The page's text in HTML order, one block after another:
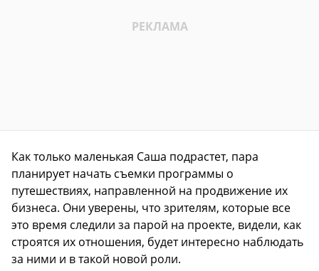
Как только маленькая Саша подрастет, пара
планирует начать съемки программы о
путешествиях, направленной на продвижение их
бизнеса. Они уверены, что зрителям, которые все
это время следили за парой на проекте, видели, как
строятся их отношения, будет интересно наблюдать
за ними и в такой новой роли.